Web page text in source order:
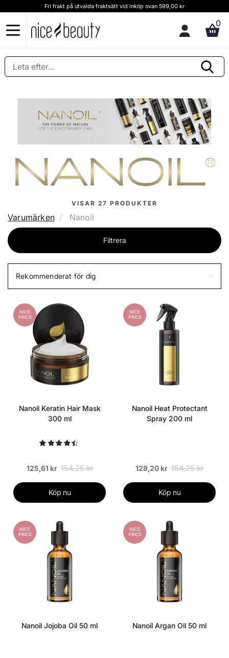
Kundservice och rådgivning Ring oss på (+46) 8 124 102 30
0
VISAR 27 PRODUKTER
Varumärken Nanoil
Filtrera
Rekommenderat för dig
NICE
PRICE
Nanoil Keratin Hair Mask
300 ml
125,61 kr 154,25 kr
Köp nu
NICE
PRICE
Nanoil Heat Protectant
Spray 200 ml
128,20 kr 154,25 kr
Köp nu
NICE
PRICE
Nanoil Jojoba Oil 50 ml
NICE
PRICE
Nanoil Argan Oil 50 ml